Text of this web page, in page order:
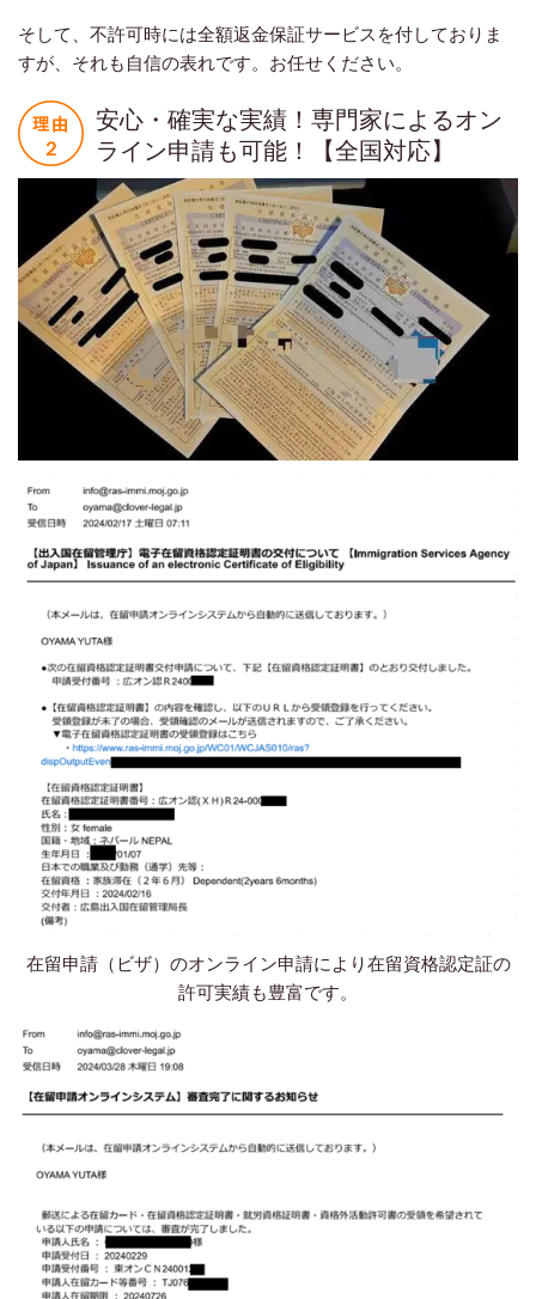
そして、不許可時には全額返金保証サービスを付しておりま
すが、それも自信の表れです。お任せください。
安心・確実な実績！専門家によるオン
ライン申請も可能！【全国対応】
在留申請（ビザ）のオンライン申請により在留資格認定証の
許可実績も豊富です。